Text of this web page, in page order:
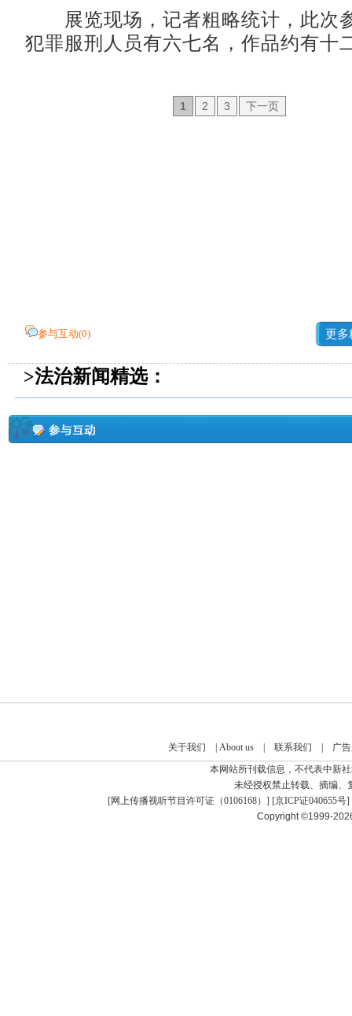
展览现场，记者粗略统计，此次
犯罪服刑人员有六七名，作品约有十
1 2 3 下一页
参与互动(0) 更多
>法治新闻精选：
关于我们 About us| 联系我们
广
本网站所刊载信息，不代表中新
未经授权禁止转载、摘编、
[网上传播视听节目许可证（0106168） ] [京ICP证040655号]
Copyright ©1999-